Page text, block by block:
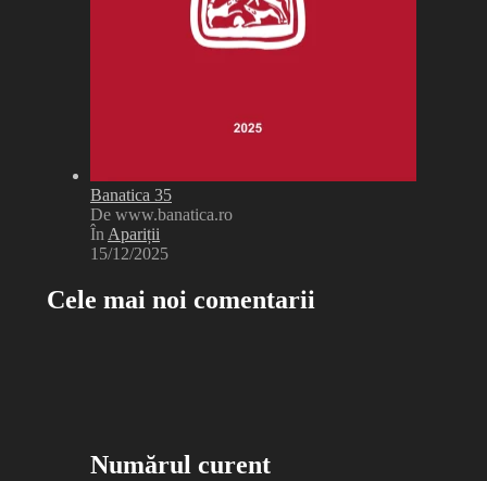
Banatica 35
De www.banatica.ro
În Apariții
15/12/2025
Cele mai noi comentarii
Numărul curent